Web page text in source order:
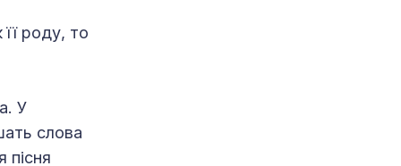
роду, то
У
слова
пісня